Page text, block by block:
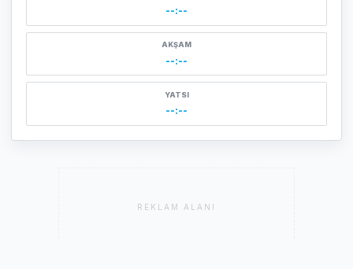
--:--
AKŞAM
--:--
YATSI
--:--
REKLAM ALANI